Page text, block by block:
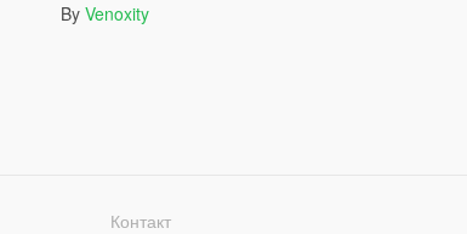
By Venoxity
Контакт